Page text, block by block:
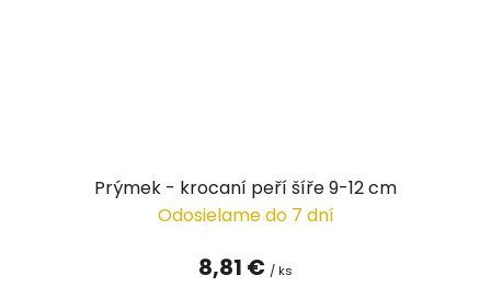
Prýmek - krocaní peří šíře 9-12 cm
Odosielame do 7 dní
8,81 € / ks